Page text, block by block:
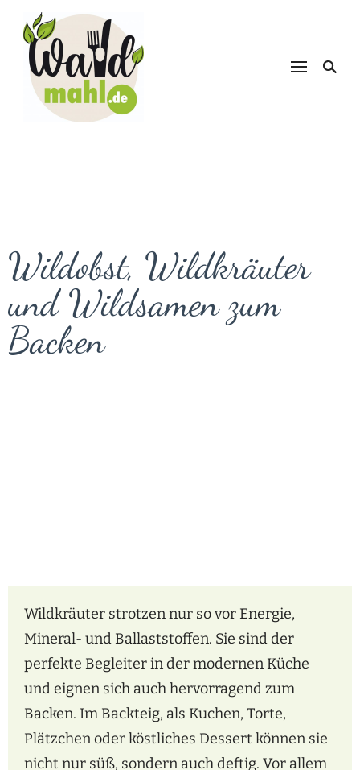
Schnabulieren, was die Natur einem
Wildobst, Wildkräuter
und Wildsamen zum
Backen
Wildkräuter strotzen nur so vor Energie,
Mineral- und Ballaststoffen. Sie sind der
perfekte Begleiter in der modernen Küche
und eignen sich auch hervorragend zum
Backen. Im Backteig, als Kuchen, Torte,
Plätzchen oder köstliches Dessert können sie
nicht nur süß, sondern auch deftig. Vor allem